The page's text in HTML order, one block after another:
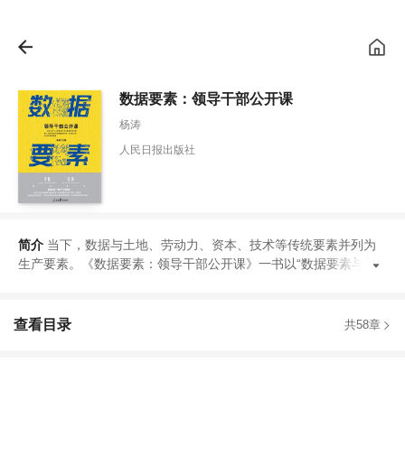
数据要素：领导干部公开课
杨涛
人民日报出版社
当下 ， 数据与土地 劳动力 资本
技术等传统要素并列为
生产要素。 《数据要素 ： 领导干部公开课》 一书以“数据要素与数
简介
查看目录 共58章